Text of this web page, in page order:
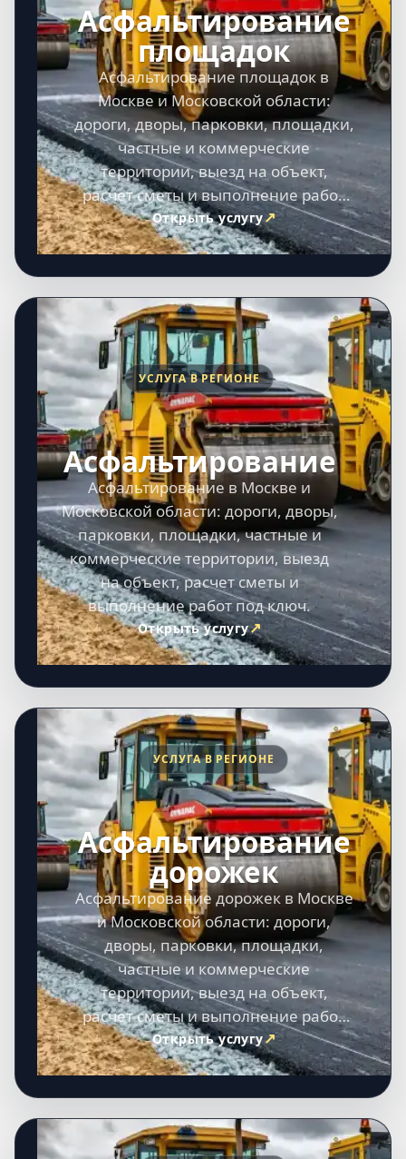
Асфальтирование
площадок
Асфальтирование площадок в
Москве и Московской области:
дороги, дворы, парковки, площадки,
частные и коммерческие
территории, выезд на объект,
расчет сметы и выполнение работ
под ключ.
Открыть услугу
УСЛУГА В РЕГИОНЕ
Асфальтирование
Асфальтирование в Москве и
Московской области: дороги, дворы,
парковки, площадки, частные и
коммерческие территории, выезд
на объект, расчет сметы и
выполнение работ под ключ.
Открыть услугу
УСЛУГА В РЕГИОНЕ
Асфальтирование
дорожек
Асфальтирование дорожек в Москве
и Московской области: дороги,
дворы, парковки, площадки,
частные и коммерческие
территории, выезд на объект,
расчет сметы и выполнение работ
под ключ.
Открыть услугу